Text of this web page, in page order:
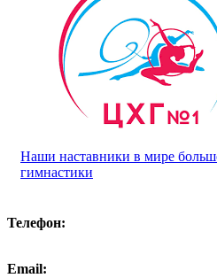
Наши наставники в мире
гимнастики
Телефон:
Email: